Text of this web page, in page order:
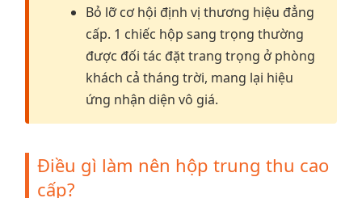
Bỏ lỡ cơ hội định vị thương hiệu đẳng
cấp. 1 chiếc hộp sang trọng thường
được đối tác đặt trang trọng ở phòng
khách cả tháng trời, mang lại hiệu
ứng nhận diện vô giá.
Điều gì làm nên hộp trung thu cao
cấp?